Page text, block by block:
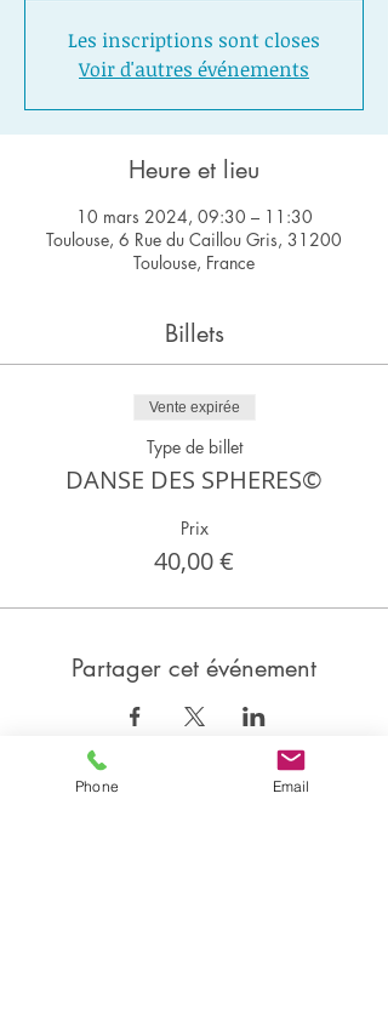
Les inscriptions sont closes
Voir d'autres événements
Heure et lieu
10 mars 2024, 09:30 – 11:30
Toulouse, 6 Rue du Caillou Gris, 31200
Toulouse, France
Billets
Vente expirée
Type de billet
DANSE DES SPHERES©
Prix
40,00 €
Partager cet événement
Phone Email